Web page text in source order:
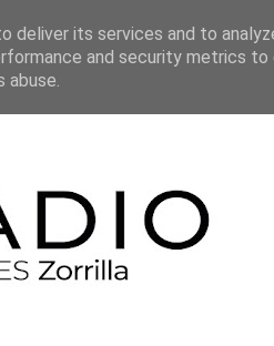
deliver its services and to
and security metrics
abuse.